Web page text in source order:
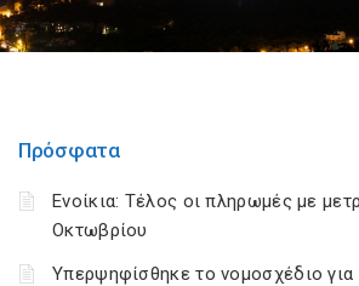
Πρόσφατα
Ενοίκια: Τέλος οι πληρωμές με
Οκτωβρίου
Υπερψηφίσθηκε το νομοσχέδιο για